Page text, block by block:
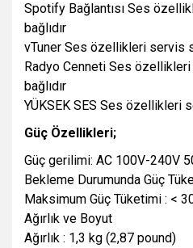
Spotify Bağlantısı Ses
bağlıdır
vTuner Ses özellikleri servis
Radyo Cenneti Ses özellikleri
bağlıdır
YÜKSEK SES Ses özellikleri
Güç Özellikleri;
Güç gerilimi: AC 100V-240V
Bekleme Durumunda Güç
Maksimum Güç Tüketimi : <
Ağırlık ve Boyut
Ağırlık : 1,3 kg (2,87 pound)